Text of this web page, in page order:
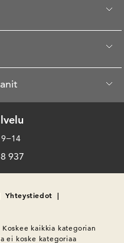
9−14
937
Yhteystiedot |
kaikkia kategorian
ei koske kategoriaa